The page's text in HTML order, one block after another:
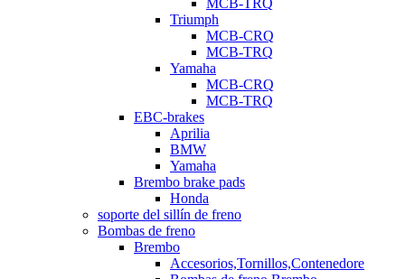
MCB-TRQ
Triumph
MCB-CRQ
MCB-TRQ
Yamaha
MCB-CRQ
MCB-TRQ
EBC-brakes
Aprilia
BMW
Yamaha
Brembo brake pads
Honda
soporte del sillín de freno
Bombas de freno
Brembo
Accesorios,Tornillos,Contenedore